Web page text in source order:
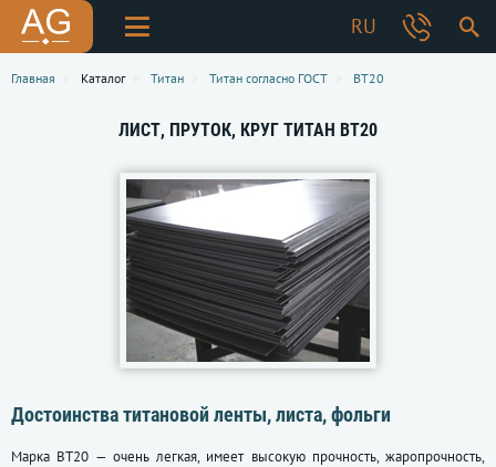
RU
Главная Каталог Титан Титан согласно ГОСТ ВТ20
ЛИСТ, ПРУТОК, КРУГ ТИТАН ВТ20
Достоинства титановой ленты, листа, фольги
Марка ВТ20 — очень легкая, имеет высокую прочность, жаропрочность,